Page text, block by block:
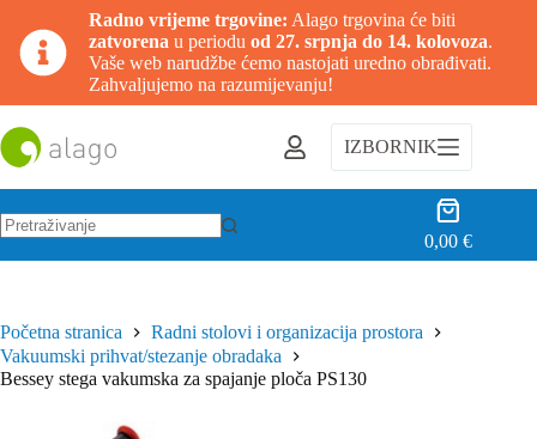
Radno vrijeme trgovine: Alago trgovina će biti
zatvorena u periodu od 27. srpnja do 14. kolovoza.
Vaše web narudžbe ćemo nastojati uredno obrađivati.
Zahvaljujemo na razumijevanju!
na
sadržaj
IZBORNIK
Košarica
0,00€
Početna stranica
Radni stolovi i organizacija prostora
Vakuumski prihvat/stezanje obradaka
Bessey stega vakumska za spajanje ploča PS130